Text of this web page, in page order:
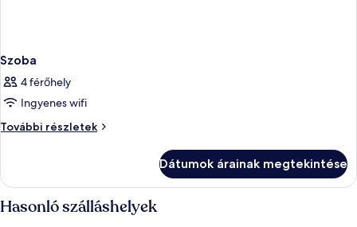
Szoba
4 férőhely
Ingyenes wifi
További részletek
Szoba
Dátumok árainak megtekintése
Hasonló szálláshelyek